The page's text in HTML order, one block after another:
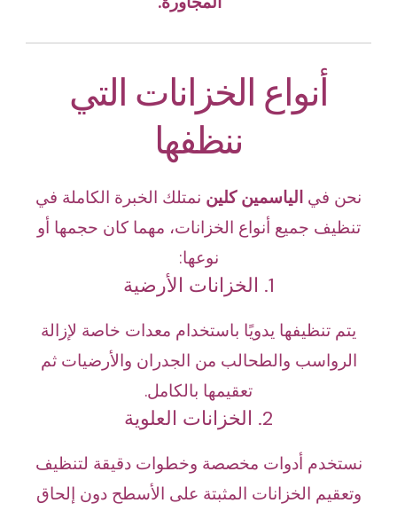
أنواع الخزانات التي
ننظفها
نحن في الياسمين كلين نمتلك الخبرة الكاملة في
تنظيف جميع أنواع الخزانات، مهما كان حجمها أو
نوعها:
1. الخزانات الأرضية
يتم تنظيفها يدويًا باستخدام معدات خاصة لإزالة
الرواسب والطحالب من الجدران والأرضيات ثم
تعقيمها بالكامل.
2. الخزانات العلوية
نستخدم أدوات مخصصة وخطوات دقيقة لتنظيف
وتعقيم الخزانات المثبتة على الأسطح دون إلحاق